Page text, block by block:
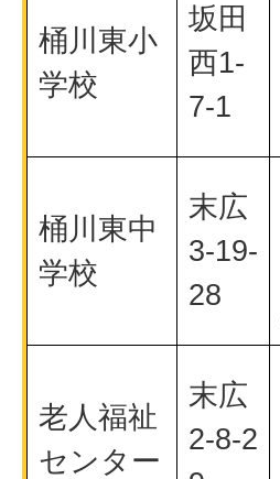
桶川東小
学校
坂田
西1-
7-1
桶川東中
学校
末広
3-19-
28
老人福祉
センター
末広
2-8-2